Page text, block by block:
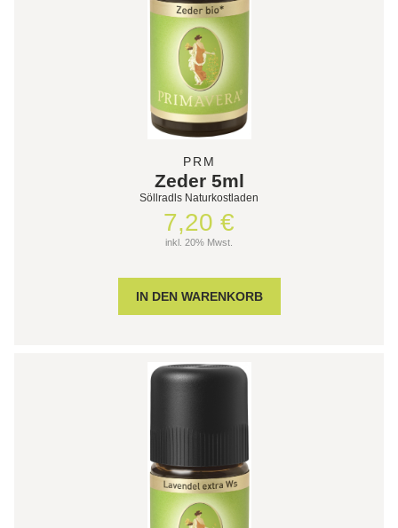
PRM
Zeder 5ml
Söllradls Naturkostladen
7,20 €
inkl. 20% Mwst.